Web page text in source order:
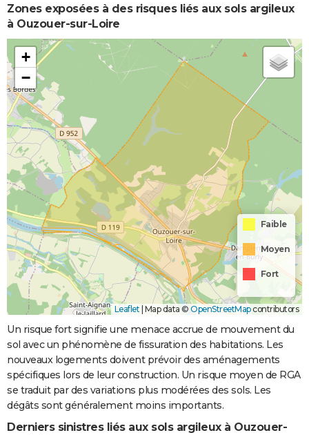
Zones exposées à des risques liés aux sols argileux
à Ouzouer-sur-Loire
+
−
Faible
Moyen
Fort
Leaflet Map data © OpenStreetMapcontributors
Un risque fort signifie une menace accrue de mouvement du
sol avec un phénomène de fissuration des habitations. Les
nouveaux logements doivent prévoir des aménagements
spécifiques lors de leur construction. Un risque moyen de RGA
se traduit par des variations plus modérées des sols. Les
dégâts sont généralement moins importants.
Derniers sinistres liés aux sols argileux à Ouzouer-